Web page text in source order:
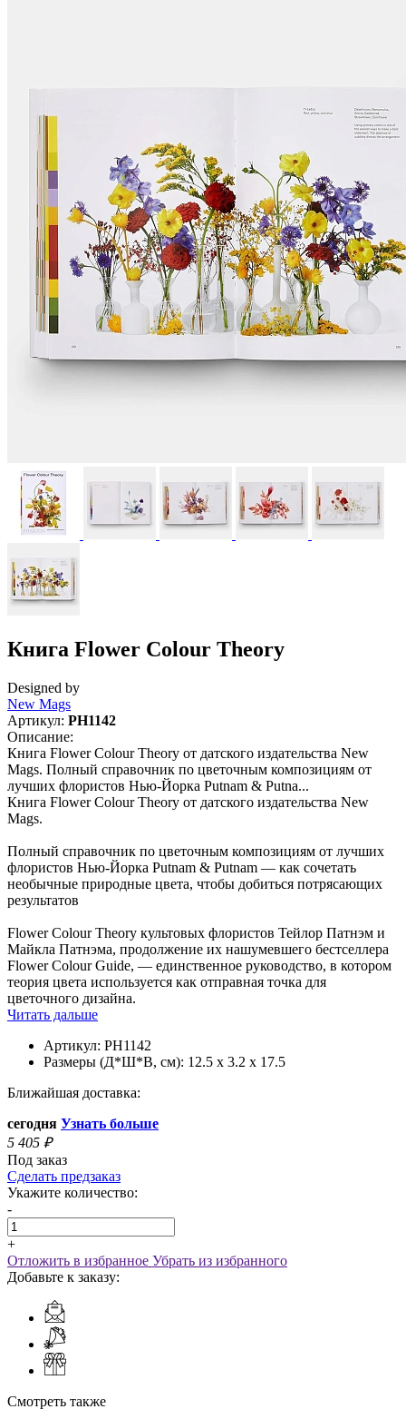
Книга Flower Colour Theory
Designed by
New Mags
Артикул: PH1142
Описание:
Книга Flower Colour Theory от датского издательства New
Mags. Полный справочник по цветочным композициям от
лучших флористов Нью-Йорка Putnam & Putna...
Книга Flower Colour Theory от датского издательства New
Mags.
Полный справочник по цветочным композициям от лучших
флористов Нью-Йорка Putnam & Putnam — как сочетать
необычные природные цвета, чтобы добиться потрясающих
результатов
Flower Colour Theory культовых флористов Тейлор Патнэм и
Майкла Патнэма, продолжение их нашумевшего бестселлера
Flower Colour Guide, — единственное руководство, в котором
теория цвета используется как отправная точка для
цветочного дизайна.
Читать дальше
Артикул: PH1142
Размеры (Д*Ш*В, см): 12.5 x 3.2 x 17.5
Ближайшая доставка:
сегодня Узнать больше
5 405 ₽
Под заказ
Сделать предзаказ
Укажите количество:
-
+
Отложить в избранное Убрать из избранного
Добавьте к заказу:
Смотреть также